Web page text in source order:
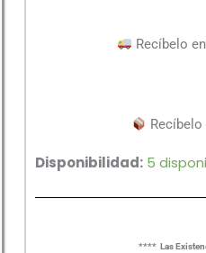
cantidad
Recíbelo
Recíbelo
Disponibilidad: 5
**** Las